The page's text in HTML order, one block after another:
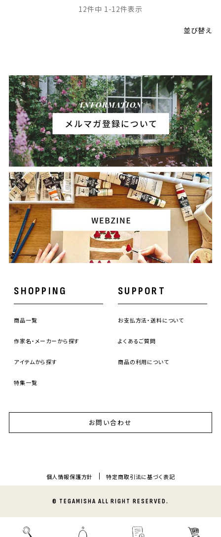
並び替え
12件中 1 -12件表示
SHOPPING
商品一覧
作家名・メーカーから探す
アイテムから探す
特集一覧
SUPPORT
お支払方法・送料について
よくあるご質問
商品の利用について
お問い合わせ
個人情報保護方針 特定商取引法に基づく表記
© TEGAMISHA ALL RIGHT RESERVED.